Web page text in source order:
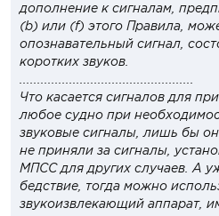
дополнение к сигналам,
(b) или (f) этого Правила,
опознавательный сигнал,
коротких звуков.
Что касается сигналов для
любое судно при
звуковые сигналы, лишь бы
не приняли за сигналы,
МПСС для других случаев. А
бедствие, тогда можно
звукоизвлекающий аппарат,